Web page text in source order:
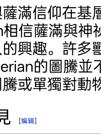
滿信仰在基
信薩滿與神
興趣。許多
的圖騰並
或單獨對動
[编辑]